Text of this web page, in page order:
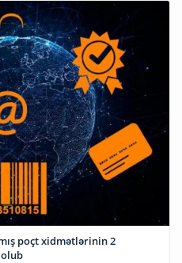
poçt xidmətlərinin 2